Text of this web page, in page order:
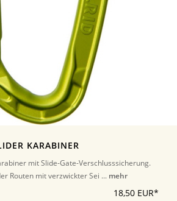
KARABINER
mit Slide-Gate-Verschlusssicherung.
Routen mit verzwickter Sei ... mehr
18,50 EUR*